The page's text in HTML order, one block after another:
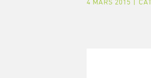
4 MARS 2015 |